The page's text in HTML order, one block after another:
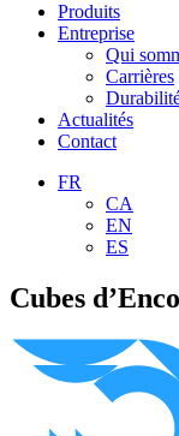
Produits
Entreprise
Qui
Carrières
Actualités
Contact
FR
CA
EN
ES
Cubes